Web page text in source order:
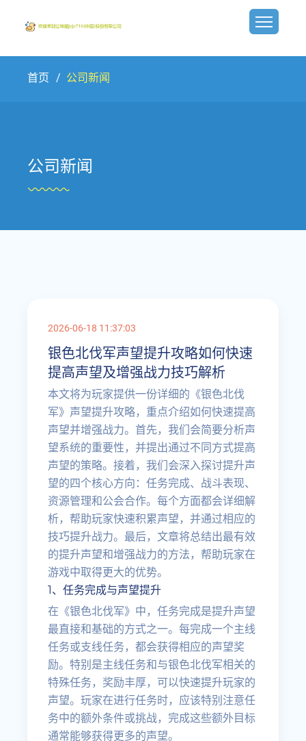
首页 公司新闻
公司新闻
2026-06-18 11:37:03
银色北伐军声望提升攻略如何快速
提高声望及增强战力技巧解析
本文将为玩家提供一份详细的《银色北伐
军》声望提升攻略，重点介绍如何快速提高
声望并增强战力。首先，我们会简要分析声
望系统的重要性，并提出通过不同方式提高
声望的策略。接着，我们会深入探讨提升声
望的四个核心方向：任务完成、战斗表现、
资源管理和公会合作。每个方面都会详细解
析，帮助玩家快速积累声望，并通过相应的
技巧提升战力。最后，文章将总结出最有效
的提升声望和增强战力的方法，帮助玩家在
游戏中取得更大的优势。
1、任务完成与声望提升
在《银色北伐军》中，任务完成是提升声望
最直接和基础的方式之一。每完成一个主线
任务或支线任务，都会获得相应的声望奖
励。特别是主线任务和与银色北伐军相关的
特殊任务，奖励丰厚，可以快速提升玩家的
声望。玩家在进行任务时，应该特别注意任
务中的额外条件或挑战，完成这些额外目标
通常能够获得更多的声望。